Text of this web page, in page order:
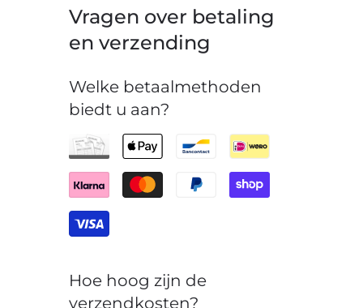
Vragen over betaling
en verzending
Welke betaalmethoden
biedt u aan?
Hoe hoog zijn de
verzendkosten?